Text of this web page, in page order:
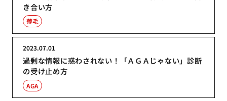
き合い方
薄毛
過剰な情報に惑わされない！「ＡＧＡじゃない」診断
の受け止め方
2023.07.01
AGA